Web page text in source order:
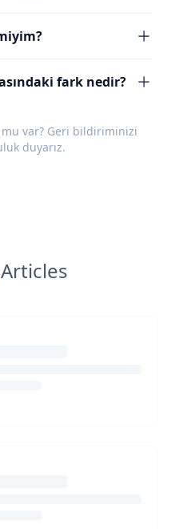
fark nedir?
var? Geri bildiriminizi
duyarız.